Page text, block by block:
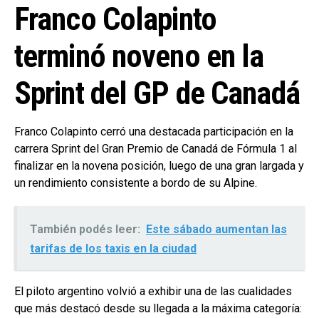
Franco Colapinto
terminó noveno en la
Sprint del GP de Canadá
Franco Colapinto cerró una destacada participación en la
carrera Sprint del Gran Premio de Canadá de Fórmula 1 al
finalizar en la novena posición, luego de una gran largada y
un rendimiento consistente a bordo de su Alpine.
También podés leer:
Este sábado aumentan las
tarifas de los taxis en la ciudad
El piloto argentino volvió a exhibir una de las cualidades
que más destacó desde su llegada a la máxima categoría: